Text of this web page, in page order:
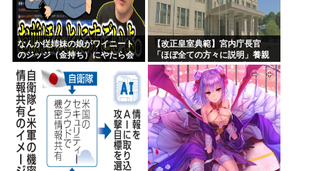
なんか従姉妹の娘がワイニート
のジッジ（金持ち）にやたら会
【改正皇室典範】宮内庁長官
「ほぼ全ての方々に説明」養親
候補の宮家皇族方に 男系男子の
養子候補は「把握せず」